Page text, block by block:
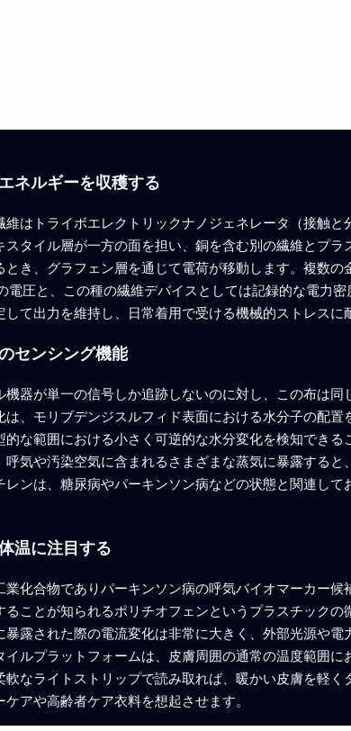
ネルギーを収穫する
維はトライボエレクトリックナノジェネレータ（接触
スタイル層が一方の面を担い、銅を含む別の繊維とプ
とき、グラフェン層を通じて電荷が移動します。複数
電圧と、この種の繊維デバイスとしては記録的な電力
て出力を維持し、日常着用で受ける機械的ストレスに
センシング機能
機器が単一の信号しか追跡しないのに対し、この布は
は、モリブデンジスルフィド表面における水分子の配
的な範囲における小さく可逆的な水分変化を検知でき
呼気や汚染空気に含まれるさまざまな蒸気に暴露する
レンは、糖尿病やパーキンソン病などの状態と関連し
温に注目する
業化合物でありパーキンソン病の呼気バイオマーカー
ることが知られるポリチオフェンというプラスチック
暴露された際の電流変化は非常に大きく、外部光源や
イルプラットフォームは、皮膚周囲の通常の温度範囲
軟なライトストリップで読み取れば、暖かい皮膚を軽
アや高齢者ケア衣料を想起させます。